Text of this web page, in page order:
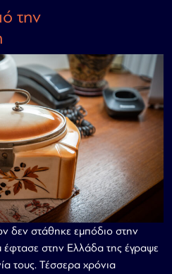
την
δεν στάθηκε εμπόδιο στην
έφτασε στην Ελλάδα της έγραψε
τους. Τέσσερα χρόνια